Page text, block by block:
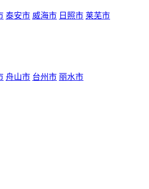
泰安市 威海市 日照市 莱芜市
舟山市 台州市 丽水市